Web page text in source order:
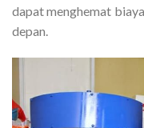
dapat menghemat
depan.